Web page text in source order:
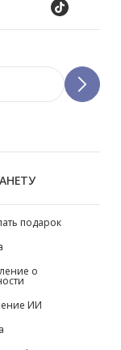
подарок
о
ИИ